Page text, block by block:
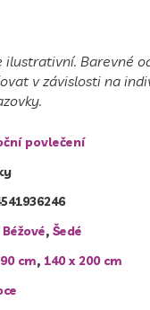
ilustrativní. Barevné
v závislosti na
povlečení
Béžové, Šedé
cm, 140 x 200 cm